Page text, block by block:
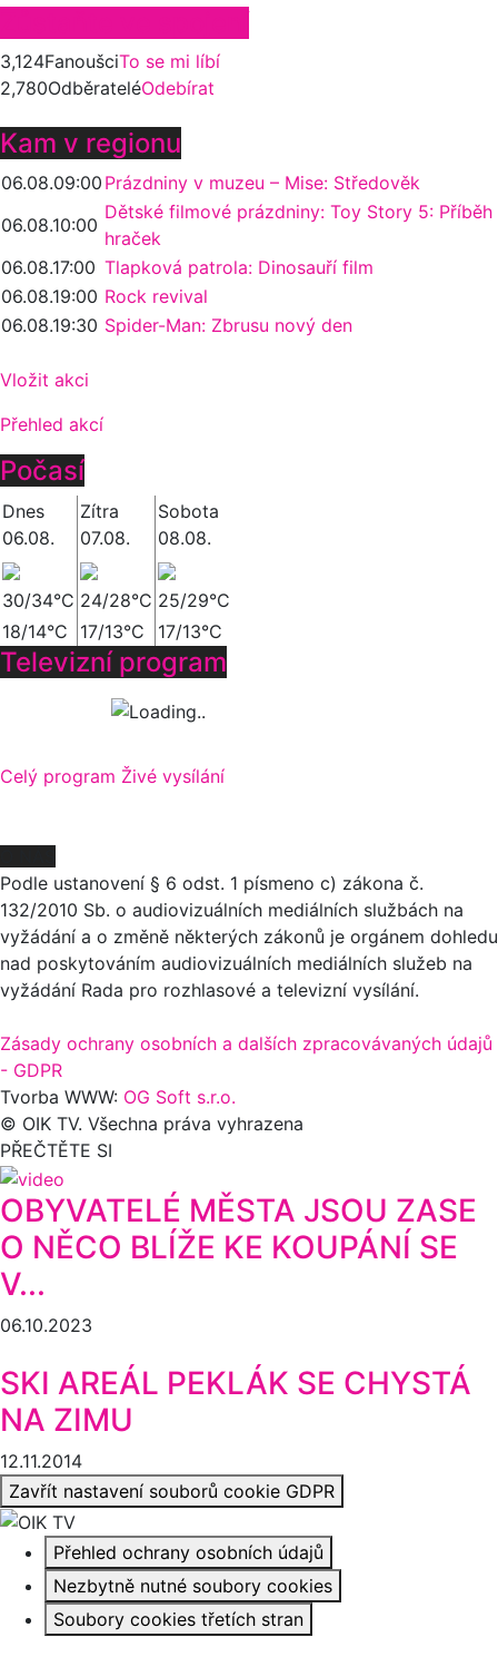
3,124FanoušciTo se mi líbí
2,780OdběrateléOdebírat
Kam v regionu
06.08.09:00 Prázdniny v muzeu – Mise: Středověk
06.08.10:00
Dětské filmové prázdniny: Toy Story 5: Příběh
hraček
06.08.17:00 Tlapková patrola: Dinosauří film
06.08.19:00 Rock revival
06.08.19:30 Spider-Man: Zbrusu nový den
Vložit akci
Přehled akcí
Počasí
Dnes
06.08.
Zítra
07.08.
Sobota
08.08.
30/34°C 24/28°C 25/29°C
18/14°C
17/13°C 17/13°C
Televizní program
Celý program Živé vysílání
Podle ustanovení § 6 odst. 1 písmeno c) zákona č.
132/2010 Sb. o audiovizuálních mediálních službách na
vyžádání a o změně některých zákonů je orgánem dohledu
nad poskytováním audiovizuálních mediálních služeb na
vyžádání Rada pro rozhlasové a televizní vysílání.
Zásady ochrany osobních a dalších zpracovávaných údajů
- GDPR
Tvorba WWW: OG Soft s.r.o.
© OIK TV. Všechna práva vyhrazena
PŘEČTĚTE SI
OBYVATELÉ MĚSTA JSOU ZASE
O NĚCO BLÍŽE KE KOUPÁNÍ SE
V...
06.10.2023
SKI AREÁL PEKLÁK SE CHYSTÁ
NA ZIMU
12.11.2014
Zavřít nastavení souborů cookie GDPR
Přehled ochrany osobních údajů
Nezbytně nutné soubory cookies
Soubory cookies třetích stran